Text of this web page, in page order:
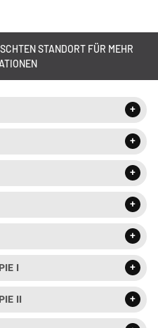
STANDORT FÜR MEHR
I
II